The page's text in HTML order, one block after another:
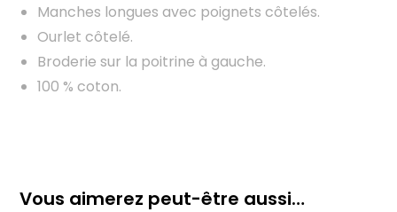
Manches longues avec poignets côtelés.
Ourlet côtelé.
Broderie sur la poitrine à gauche.
100 % coton.
Vous aimerez peut-être aussi…